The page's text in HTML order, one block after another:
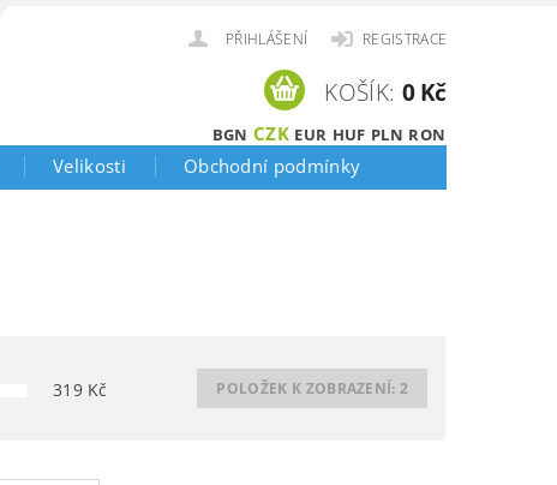
PŘIHLÁŠENÍ REGISTRACE
BGN CZK EUR HUF PLN RON
KOŠÍK: 0 Kč
Velikosti Obchodní podmínky
319Kč POLOŽEK K ZOBRAZENÍ:2